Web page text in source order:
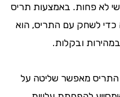
פחות. באמצעות תריס
עם התריס, הוא
ובקלות.
מאפשר שליטה על